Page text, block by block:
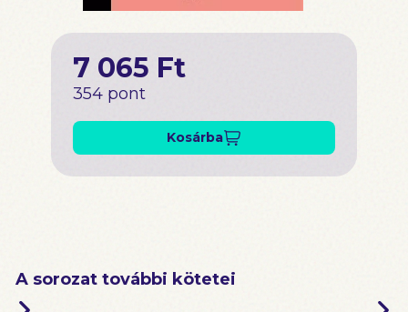
7 065 Ft
354 pont
Kosárba
A sorozat további kötetei